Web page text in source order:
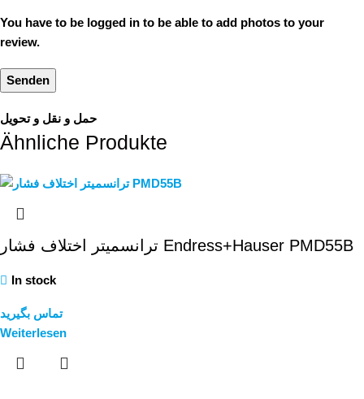
You have to be logged in to be able to add photos to your
review.
حمل و نقل و تحویل
Ähnliche Produkte
ترانسمیتر اختلاف فشار Endress+Hauser PMD55B
In stock
تماس بگیرید
Weiterlesen